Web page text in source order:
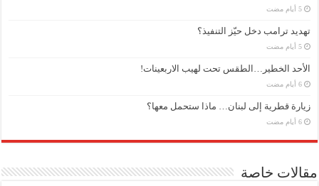
‏5 أيام مضت
تهديد ترامب دخل حيّز التنفيذ؟
‏5 أيام مضت
الأحد الخطير…الطقس تحت لهيب الاربعينات!
‏6 أيام مضت
زيارة قطرية إلى لبنان… ماذا ستحمل معها؟
‏6 أيام مضت
مقالات خاصة